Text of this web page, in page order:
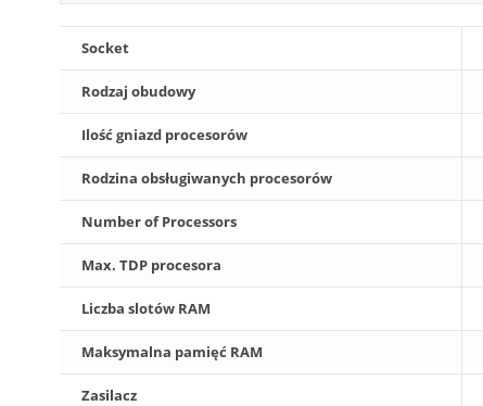
Socket
Rodzaj obudowy
Ilość gniazd procesorów
Rodzina obsługiwanych procesorów
Number of Processors
Max. TDP procesora
Liczba slotów RAM
Maksymalna pamięć RAM
Zasilacz